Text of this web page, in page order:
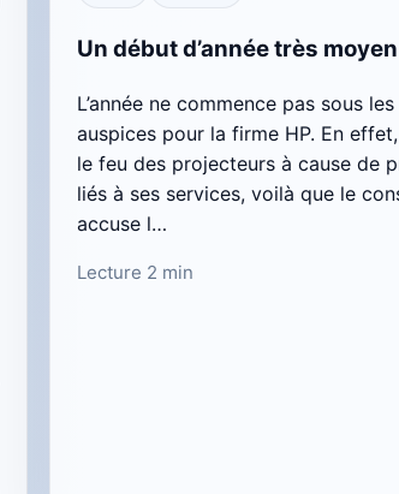
Un début d’année très
L’année ne commence pas sous
auspices pour la firme HP. En
le feu des projecteurs à cause de
liés à ses services, voilà que le
accuse l…
Lecture 2 min